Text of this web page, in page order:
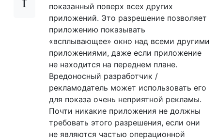
показанный поверх всех других
приложений. Это разрешение позволяет
приложению показывать
«всплывающее» окно над всеми другими
приложениями, даже если приложение
не находится на переднем плане.
Вредоносный разработчик /
рекламодатель может использовать его
для показа очень неприятной рекламы.
Почти никакие приложения не должны
требовать этого разрешения, если они
не являются частью операционной